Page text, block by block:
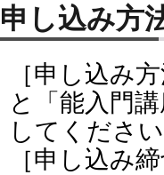
申し込み方
［申し込み
と「能入門
してください
［申し込み